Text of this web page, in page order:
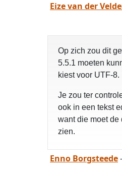
Eize van der
Op zich zou dit
5.5.1 moeten
kiest voor UTF-8.
Je zou ter
ook in een tekst
want die moet de
zien.
Enno Borgsteede